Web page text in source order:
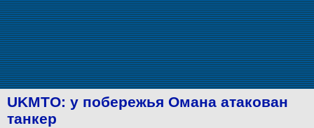
UKMTO: у побережья Омана атакован
танкер